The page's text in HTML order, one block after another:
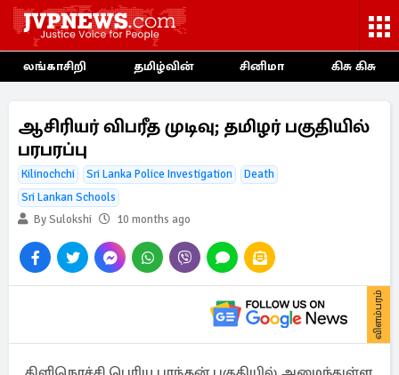
லங்காசிறி தமிழ்வின் சினிமா கிசு கிசு
ஆசிரியர் விபரீத முடிவு; தமிழர் பகுதியில்
பரபரப்பு
Kilinochchi Sri Lanka Police Investigation
Death
Sri Lankan Schools
By Sulokshi
10 months ago
விளம்பரம்